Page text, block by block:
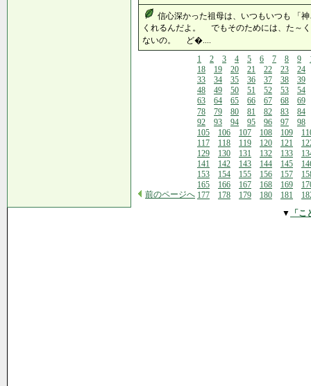
信心深かった祖母は、いつもいつも 「
くれるんだよ。 でもそのためには、た～
ないの。 ど�....
前のページへ
1 2 3 4 5 6 7 8 9
18
19 20 21 22 23
24
33
34 35 36 37 38
39
48
49 50 51 52 53
54
63
64 65 66 67 68
69
78
79 80 81 82 83
84
92
93 94 95 96 97
98
105
106 107 108 109
117
118 119 120 121
129
130 131 132 133
141
142 143 144 145
153
154 155 156 157
165
166 167 168 169
177
178 179 180 181
▼
「